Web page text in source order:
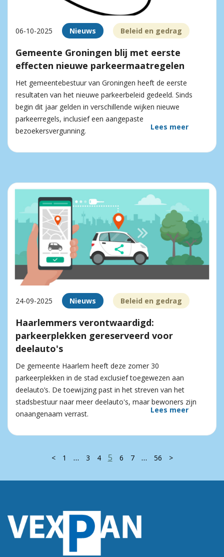
06-10-2025 Nieuws Beleid en gedrag
Gemeente Groningen blij met eerste
effecten nieuwe parkeermaatregelen
Het gemeentebestuur van Groningen heeft de eerste
resultaten van het nieuwe parkeerbeleid gedeeld. Sinds
begin dit jaar gelden in verschillende wijken nieuwe
parkeerregels, inclusief een aangepaste
bezoekersvergunning.
Lees meer
24-09-2025 Nieuws Beleid en gedrag
Haarlemmers verontwaardigd:
parkeerplekken gereserveerd voor
deelauto's
De gemeente Haarlem heeft deze zomer 30
parkeerplekken in de stad exclusief toegewezen aan
deelauto’s. De toewijzing past in het streven van het
stadsbestuur naar meer deelauto's, maar bewoners zijn
onaangenaam verrast.
Lees meer
< 1 … 3 4 5 6 7 … 56 >